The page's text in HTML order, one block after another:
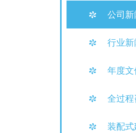
公司新
行业新
年度
全过
装配